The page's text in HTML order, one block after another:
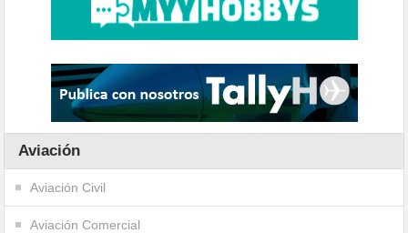
Aviación
Aviación Civil
Aviación Comercial